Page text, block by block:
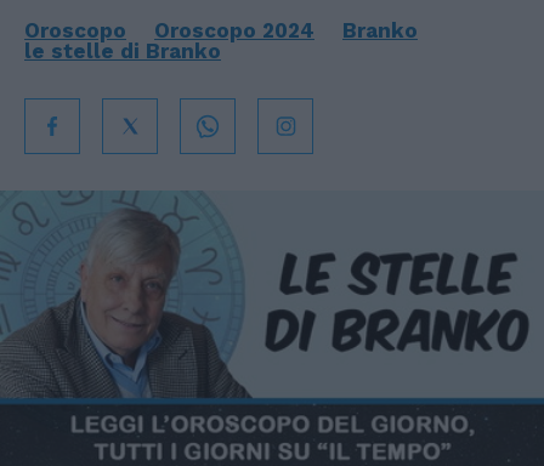
Oroscopo Oroscopo 2024
Branko
le stelle di Branko